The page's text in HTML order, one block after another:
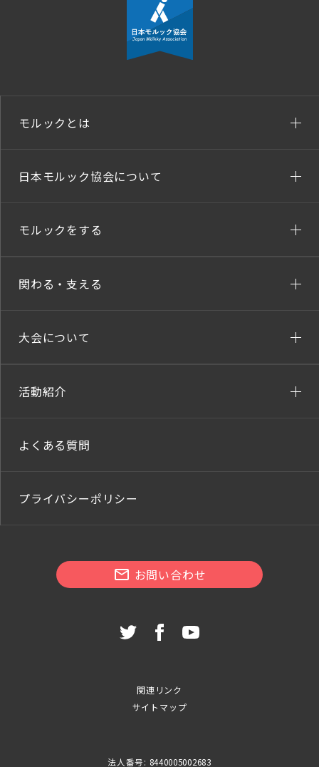
モルックとは
日本モルック協会について
モルックをする
関わる・支える
大会について
活動紹介
よくある質問
プライバシーポリシー
お問い合わせ
関連リンク
サイトマップ
法人番号: 8440005002683